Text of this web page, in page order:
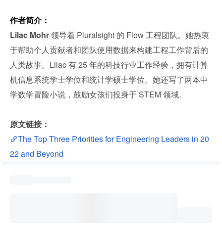
作者简介：
Lilac Mohr 领导着 Pluralsight 的 Flow 工程团队。她热衷
于帮助个人贡献者和团队使用数据来构建工程工作背后的
人类故事。Lilac 有 25 年的科技行业工作经验，拥有计算
机信息系统学士学位和统计学硕士学位。她还写了两本中
学数学冒险小说，鼓励女孩们投身于 STEM 领域。
原文链接：
The Top Three Priorities for Engineering Leaders in 20
22 and Beyond